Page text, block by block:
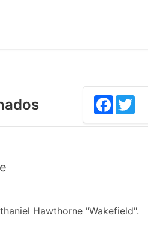
Facebook
Hawthorne "Wakefield".